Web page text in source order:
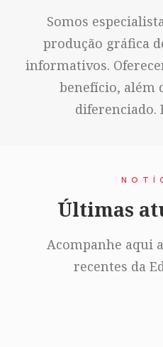
Somos
produção gráfica
informativos.
benefício, além
diferenciado.
Últimas
Acompanhe aqui
recentes da